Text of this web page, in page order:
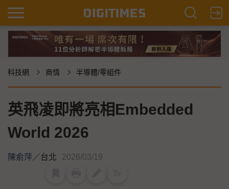
科技網 商情 半導體/零組件
英飛凌即將亮相Embedded
World 2026
陳俞萍／台北 2026/03/19